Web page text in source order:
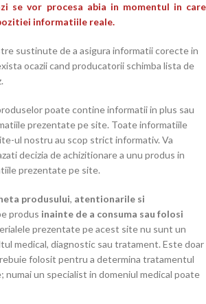
se vor procesa abia in momentul in care
informatiile reale.
sustinute de a asigura informatii corecte in
ocazii cand producatorii schimba lista de
poate contine informatii in plus sau
prezentate pe site. Toate informatiile
ul nostru au scop strict informativ. Va
decizia de achizitionare a unu produs in
prezentate pe site.
produsului, atentionarile si
produs inainte de a consuma sau folosi
prezentate pe acest site nu sunt un
medical, diagnostic sau tratament. Este doar
folosit pentru a determina tratamentul
numai un specialist in domeniul medical poate